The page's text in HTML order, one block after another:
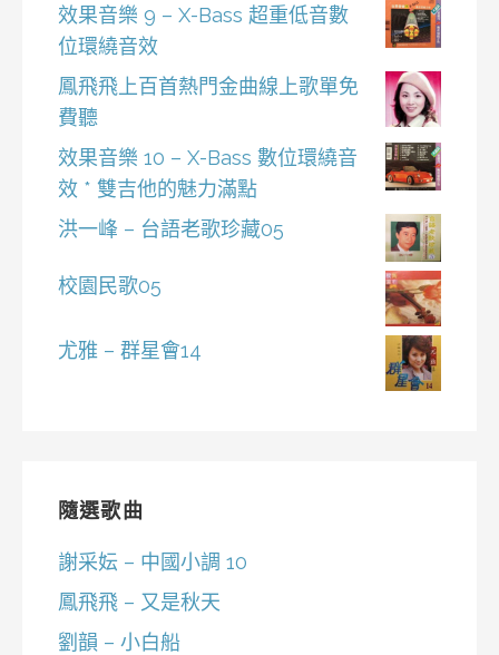
效果音樂 9 – X-Bass 超重低音數
位環繞音效
鳳飛飛上百首熱門金曲線上歌單免
費聽
效果音樂 10 – X-Bass 數位環繞音
效 * 雙吉他的魅力滿點
洪一峰 – 台語老歌珍藏05
校園民歌05
尤雅 – 群星會14
隨選歌曲
謝采妘 – 中國小調 10
鳳飛飛 – 又是秋天
劉韻 – 小白船